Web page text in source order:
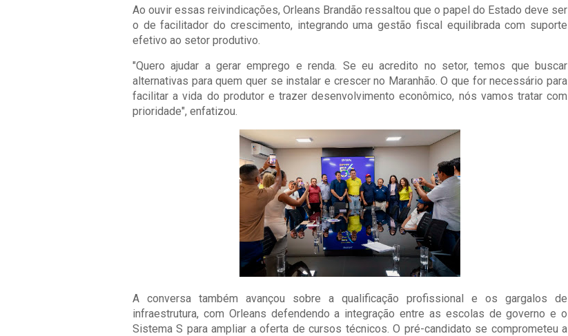
Ao ouvir essas reivindicações, Orleans Brandão ressaltou que o papel do Estado deve ser
o de facilitador do crescimento, integrando uma gestão fiscal equilibrada com suporte
efetivo ao setor produtivo.
"Quero ajudar a gerar emprego e renda. Se eu acredito no setor, temos que buscar
alternativas para quem quer se instalar e crescer no Maranhão. O que for necessário para
facilitar a vida do produtor e trazer desenvolvimento econômico, nós vamos tratar com
prioridade", enfatizou.
A conversa também avançou sobre a qualificação profissional e os gargalos de
infraestrutura, com Orleans defendendo a integração entre as escolas de governo e o
Sistema S para ampliar a oferta de cursos técnicos. O pré-candidato se comprometeu a